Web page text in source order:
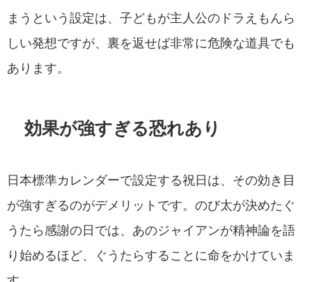
まうという設定は、子どもが主人公のドラえもんら
しい発想ですが、裏を返せば非常に危険な道具でも
あります。
効果が強すぎる恐れあり
日本標準カレンダーで設定する祝日は、その効き目
が強すぎるのがデメリットです。のび太が決めたぐ
うたら感謝の日では、あのジャイアンが精神論を語
り始めるほど、ぐうたらすることに命をかけていま